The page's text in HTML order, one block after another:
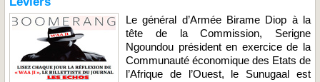
Le général d’Armée Birame Diop à la
tête de la Commission, Serigne
Ngoundou président en exercice de la
Communauté économique des Etats de
l’Afrique de l’Ouest, le Sunugaal est